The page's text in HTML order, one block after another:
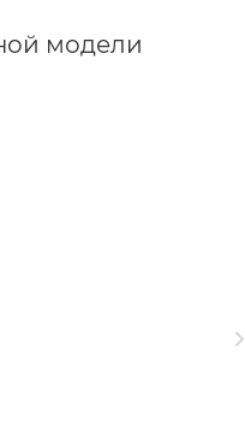
модели